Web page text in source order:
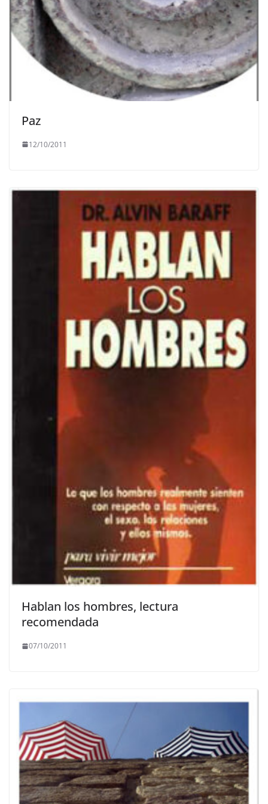
Paz
12/10/2011
Hablan los hombres, lectura
recomendada
07/10/2011